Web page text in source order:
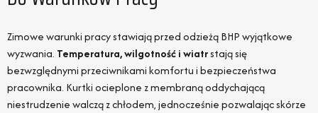
Zimowe warunki pracy stawiają przed odzieżą BHP wyjątkowe
wyzwania. Temperatura, wilgotność i wiatrstają się
bezwzględnymi przeciwnikami komfortu i bezpieczeństwa
pracownika. Kurtki ocieplone z membraną oddychającą
niestrudzenie walczą z chłodem, jednocześnie pozwalając skórze